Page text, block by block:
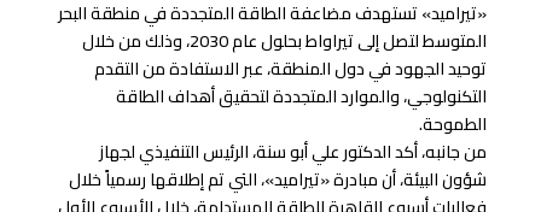
«تيراميد» تستهدف مضاعفة الطاقة المتجددة في منطقة البحر
المتوسط لتصل إلى تيراواط بحلول عام 2030، وذلك من خلال
توحيد الجهود في دول المنطقة، عبر الاستفادة من التقدم
التكنولوجي، والموارد المتجددة لتحقيق أهداف الطاقة
الطموحة.
من جانبه، أكد الدكتور علي أبو سنة، الرئيس التنفيذي لجهاز
شؤون البيئة، أن مبادرة «تيراميد»، التي تم إطلاقها رسمياً خلال